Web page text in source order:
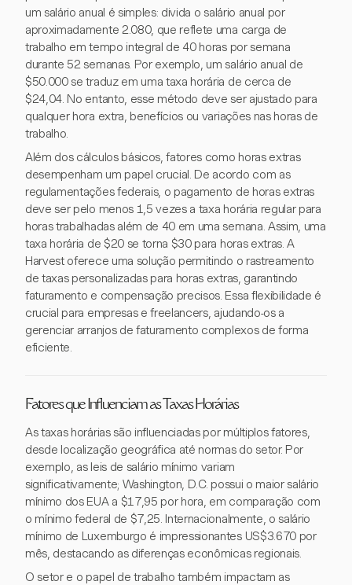
um salário anual é simples: divida o salário anual por
aproximadamente 2.080, que reflete uma carga de
trabalho em tempo integral de 40 horas por semana
durante 52 semanas. Por exemplo, um salário anual de
$50.000 se traduz em uma taxa horária de cerca de
$24,04. No entanto, esse método deve ser ajustado para
qualquer hora extra, benefícios ou variações nas horas de
trabalho.
Além dos cálculos básicos, fatores como horas extras
desempenham um papel crucial. De acordo com as
regulamentações federais, o pagamento de horas extras
deve ser pelo menos 1,5 vezes a taxa horária regular para
horas trabalhadas além de 40 em uma semana. Assim, uma
taxa horária de $20 se torna $30 para horas extras. A
Harvest oferece uma solução permitindo o rastreamento
de taxas personalizadas para horas extras, garantindo
faturamento e compensação precisos. Essa flexibilidade é
crucial para empresas e freelancers, ajudando-os a
gerenciar arranjos de faturamento complexos de forma
eficiente.
Fatores que Influenciam as Taxas Horárias
As taxas horárias são influenciadas por múltiplos fatores,
desde localização geográfica até normas do setor. Por
exemplo, as leis de salário mínimo variam
significativamente; Washington, D.C. possui o maior salário
mínimo dos EUA a $17,95 por hora, em comparação com
o mínimo federal de $7,25. Internacionalmente, o salário
mínimo de Luxemburgo é impressionantes US$3.670 por
mês, destacando as diferenças econômicas regionais.
O setor e o papel de trabalho também impactam as